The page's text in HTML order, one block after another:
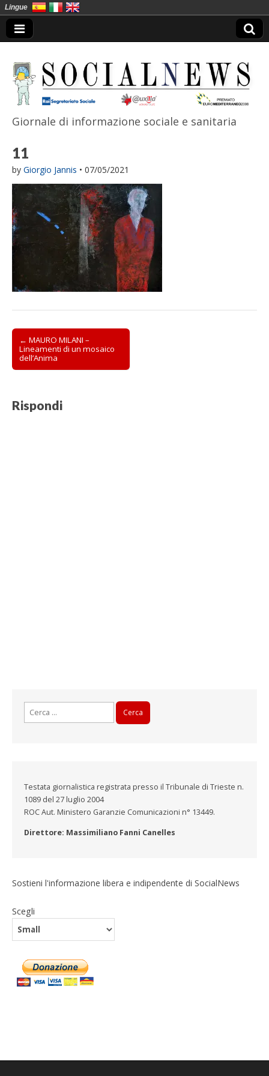
SocialNews
Giornale di informazione sociale e sanitaria
11
by Giorgio Jannis • 07/05/2021
Post
navigation
← MAURO MILANI –
Lineamenti di un mosaico
dell’Anima
Rispondi
Testata giornalistica registrata presso il Tribunale di Trieste n.
1089 del 27 luglio 2004
ROC Aut. Ministero Garanzie Comunicazioni n° 13449.
Direttore: Massimiliano Fanni Canelles
Sostieni l'informazione libera e indipendente di SocialNews
Scegli
Lingue